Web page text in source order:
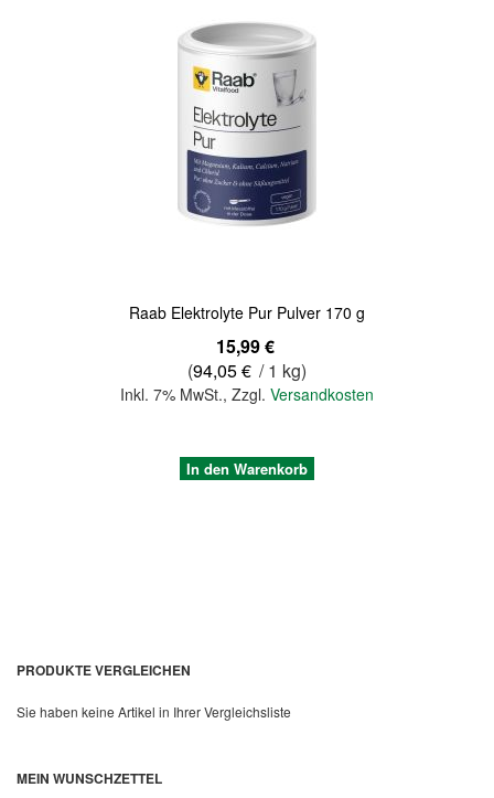
Raab Elektrolyte Pur Pulver 170 g
15,99 €
(94,05 € / 1 kg)
Inkl. 7% MwSt., Zzgl. Versandkosten
Quickview
In den Warenkorb
PRODUKTE VERGLEICHEN
Sie haben keine Artikel in Ihrer Vergleichsliste
MEIN WUNSCHZETTEL